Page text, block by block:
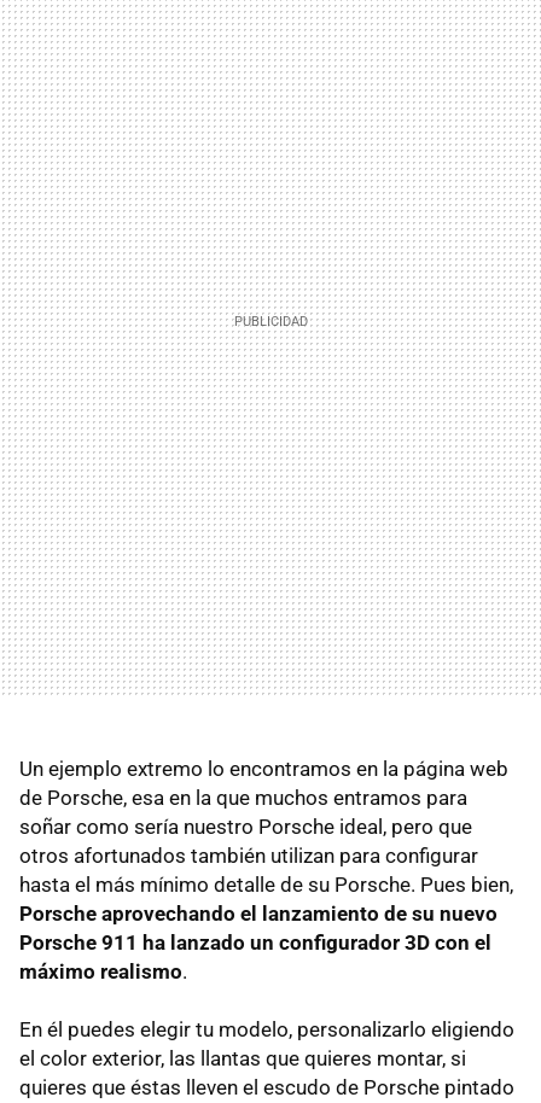
Un ejemplo extremo lo encontramos en la página web
de Porsche, esa en la que muchos entramos para
soñar como sería nuestro Porsche ideal, pero que
otros afortunados también utilizan para configurar
hasta el más mínimo detalle de su Porsche. Pues bien,
Porsche aprovechando el lanzamiento de su nuevo
Porsche 911 ha lanzado un configurador 3D con el
máximo realismo.
En él puedes elegir tu modelo, personalizarlo eligiendo
el color exterior, las llantas que quieres montar, si
quieres que éstas lleven el escudo de Porsche pintado